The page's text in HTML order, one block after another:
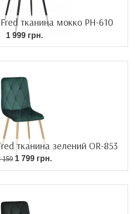
Fred тканина мокко PH-610
1 999 грн.
тканина зелений OR-853
1591 799 грн.